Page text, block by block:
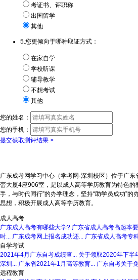
考证书、评职称
出国留学
其他
5.您更倾向于哪种取证方式：
在家自学
学校听课
辅导教学
不想考试
其他
您的姓名：
您的手机：
提交获取测评结果 >
广东成考网学习中心（学考网·深圳校区）位于广
峦大厦4座906室，是以成人高等学历教育为特色的
手，与时代同行”的办学理念，坚持“助学员成功”的
思想，积极开展成人高等学历教育。
成人高考
广东成人高考有哪些大学? 广东省成人高考高起本
时... 广东成考网上报名成功还... 广东省成人高考专
自学考试
2021年4月广东自考成绩查... 关于领取2020年下半
深圳... 广东省2021年1月高等教育... 广东自考关于
远程教育